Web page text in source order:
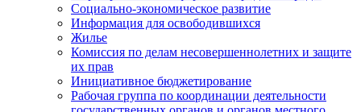
Социально-экономическое развитие
Информация для освободившихся
Жилье
Комиссия по делам несовершеннолетних и защите
их прав
Инициативное бюджетирование
Рабочая группа по координации деятельности